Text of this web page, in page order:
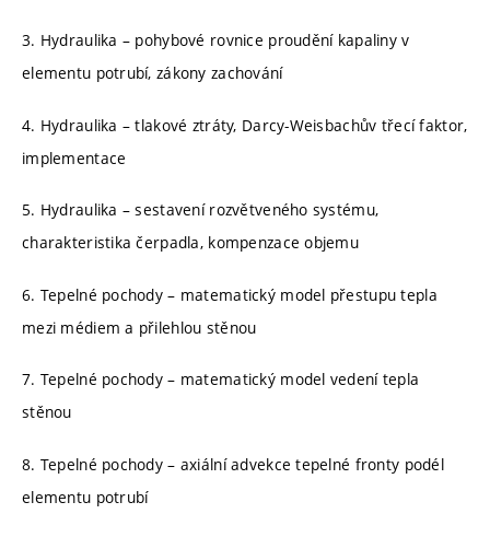
3. Hydraulika – pohybové rovnice proudění kapaliny v
elementu potrubí, zákony zachování
4. Hydraulika – tlakové ztráty, Darcy-Weisbachův třecí faktor,
implementace
5. Hydraulika – sestavení rozvětveného systému,
charakteristika čerpadla, kompenzace objemu
6. Tepelné pochody – matematický model přestupu tepla
mezi médiem a přilehlou stěnou
7. Tepelné pochody – matematický model vedení tepla
stěnou
8. Tepelné pochody – axiální advekce tepelné fronty podél
elementu potrubí